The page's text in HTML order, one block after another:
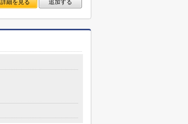
詳細を見る 追加する